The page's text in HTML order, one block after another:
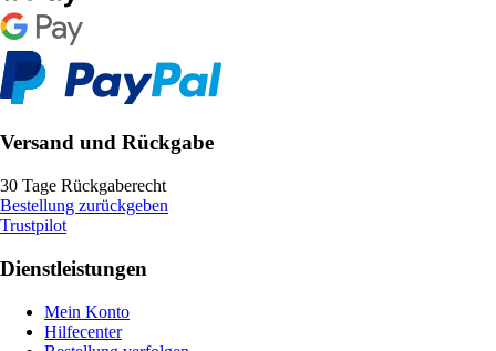
Versand und Rückgabe
30 Tage Rückgaberecht
Bestellung zurückgeben
Trustpilot
Dienstleistungen
Mein Konto
Hilfecenter